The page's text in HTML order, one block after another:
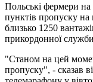
Польські фермери
пунктів пропуску на
близько 1250
прикордонної
"Станом на цей
пропуску", - сказав